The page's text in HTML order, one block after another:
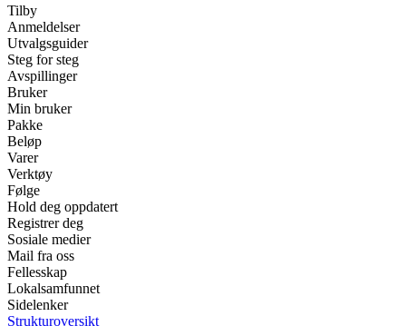
Tilby
Anmeldelser
Utvalgsguider
Steg for steg
Avspillinger
Bruker
Min bruker
Pakke
Beløp
Varer
Verktøy
Følge
Hold deg oppdatert
Registrer deg
Sosiale medier
Mail fra oss
Fellesskap
Lokalsamfunnet
Sidelenker
Strukturoversikt